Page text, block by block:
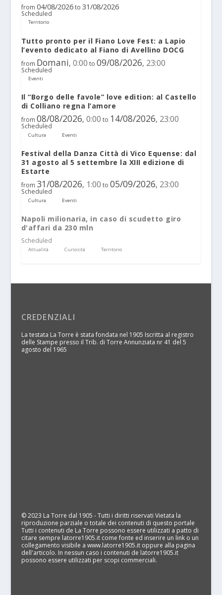
from 04/08/2026 to 31/08/2026
Scheduled
Territorio
Tutto pronto per il Fiano Love Fest: a Lapio
l’evento dedicato al Fiano di Avellino DOCG
from Domani, 0:00 to 09/08/2026, 23:00
Scheduled
Eventi
Il “Borgo delle favole” love edition: al Castello
di Colliano regna l’amore
from 08/08/2026, 0:00 to 14/08/2026, 23:00
Scheduled
Cultura Eventi
Festival della Danza Città di Vico Equense: dal
31 agosto al 5 settembre la XIII edizione di
Estarte
from 31/08/2026, 1:00 to 05/09/2026, 23:00
Scheduled
Cultura Eventi
Napoli milionaria, in caso di scudetto giro
d'affari da 230 mln
Scheduled
Attualità Curiosità Territorio
CREDENZIALI
La testata La Torre è stata fondata nel 1905 Iscritta al registro
delle Stampe presso il Trib. di Torre Annunziata nr 41 del 5
agosto del 1965
© 2023 La Torre dal 1905 - Tutti i diritti riservati Vietata la
riproduzione parziale o totale dei contenuti di questo portale
Tutti i contenuti de La Torre possono essere utilizzati a patto di
citare sempre latorre1905.it come fonte ed inserire un link o un
collegamento visibile a www.latorre1905.it oppure alla pagina
dell'articolo. In nessun caso i contenuti de latorre1905.it
possono essere utilizzati per scopi commerciali.